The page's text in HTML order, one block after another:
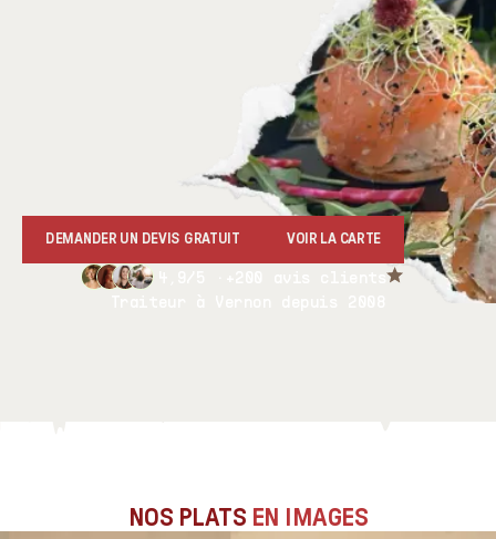
DEMANDER UN DEVIS GRATUIT VOIR LA CARTE
+200 avis clients
NOS PLATS EN IMAGES